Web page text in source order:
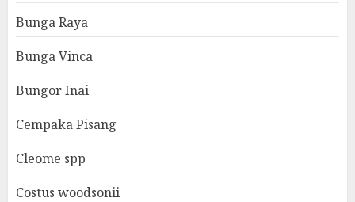
Bunga Raya
Bunga Vinca
Bungor Inai
Cempaka Pisang
Cleome spp
Costus woodsonii